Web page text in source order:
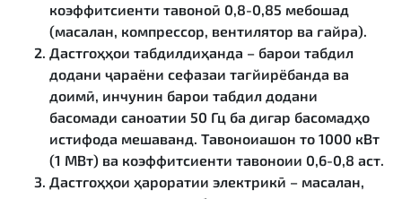
коэффитсиенти тавоноӣ 0,8-0,85 мебошад
(масалан, компрессор, вентилятор ва ғайра).
Дастгоҳҳои табдилдиҳанда – барои табдил
додани ҷараёни сефазаи тағйирёбанда ва
доимӣ, инчунин барои табдил додани
басомади саноатии 50 Гц ба дигар басомадҳо
истифода мешаванд. Тавоноиашон то 1000 кВт
(1 МВт) ва коэффитсиенти тавоноии 0,6-0,8 аст.
Дастгоҳҳои ҳароратии электрикӣ – масалан,